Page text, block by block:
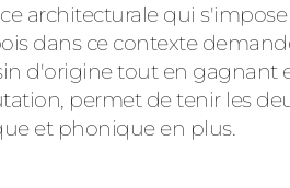
architecturale qui
dans ce contexte
d'origine tout en gagnant
permet de tenir les
et phonique en plus.